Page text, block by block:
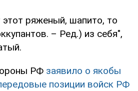
этот ряженый, шапито, то
– Ред.) из себя",
РФ заявило о якобы
позиции войск РФ